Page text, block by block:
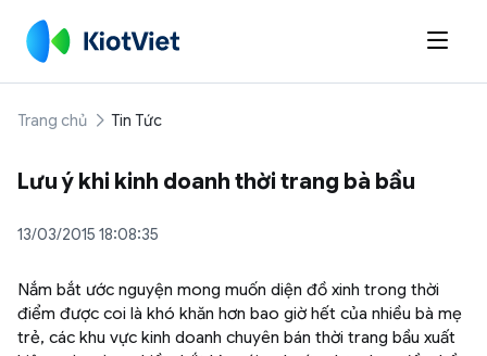

Trang chủ Tin Tức
Lưu ý khi kinh doanh thời trang bà bầu
13/03/2015 18:08:35
Nắm bắt ước nguyện mong muốn diện đồ xinh trong thời
điểm được coi là khó khăn hơn bao giờ hết của nhiều bà mẹ
trẻ, các khu vực kinh doanh chuyên bán thời trang bầu xuất